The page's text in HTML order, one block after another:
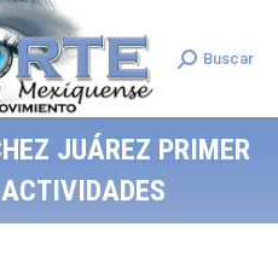
Search:
Buscar
JUÁREZ PRIMER